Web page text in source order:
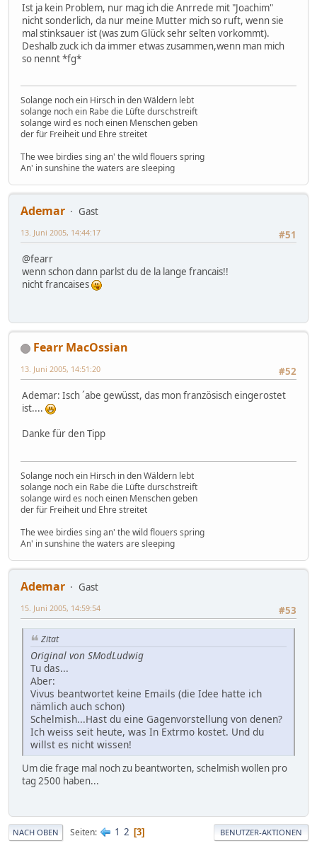
Ist ja kein Problem, nur mag ich die Anrrede mit "Joachim"
nicht sonderlich, da nur meine Mutter mich so ruft, wenn sie
mal stinksauer ist (was zum Glück sehr selten vorkommt).
Deshalb zuck ich da immer etwas zusammen,wenn man mich
so nennt *fg*
Solange noch ein Hirsch in den Wäldern lebt
solange noch ein Rabe die Lüfte durschstreift
solange wird es noch einen Menschen geben
der für Freiheit und Ehre streitet
The wee birdies sing an' the wild flouers spring
An' in sunshine the waters are sleeping
Ademar
Gast
#51
13. Juni 2005, 14:44:17
@fearr
wenn schon dann parlst du de la lange francais!!
nicht francaises
Fearr MacOssian
#52
13. Juni 2005, 14:51:20
Ademar: Isch ´abe gewüsst, das mon französisch eingerostet
ist....
Danke für den Tipp
Solange noch ein Hirsch in den Wäldern lebt
solange noch ein Rabe die Lüfte durschstreift
solange wird es noch einen Menschen geben
der für Freiheit und Ehre streitet
The wee birdies sing an' the wild flouers spring
An' in sunshine the waters are sleeping
Ademar
Gast
#53
15. Juni 2005, 14:59:54
Zitat
Original von SModLudwig
Tu das...
Aber:
Vivus beantwortet keine Emails (die Idee hatte ich
nämlich auch schon)
Schelmish...Hast du eine Gagenvorstellung von denen?
Ich weiss seit heute, was In Extrmo kostet. Und du
willst es nicht wissen!
Um die frage mal noch zu beantworten, schelmish wollen pro
tag 2500 haben...
NACH OBEN Seiten 1 2 3 BENUTZER-AKTIONEN